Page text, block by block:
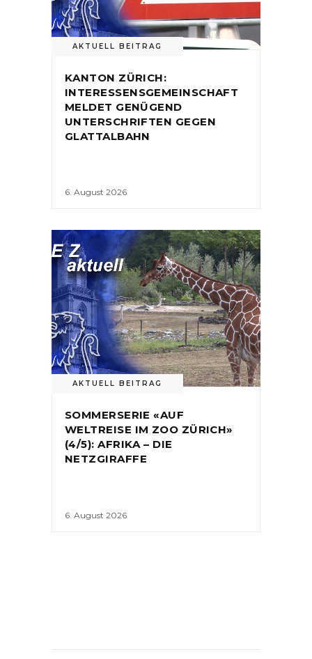
AKTUELL BEITRAG
KANTON ZÜRICH:
INTERESSENSGEMEINSCHAFT
MELDET GENÜGEND
UNTERSCHRIFTEN GEGEN
GLATTALBAHN
6. August 2026
AKTUELL BEITRAG
SOMMERSERIE «AUF
WELTREISE IM ZOO ZÜRICH»
(4/5): AFRIKA – DIE
NETZGIRAFFE
6. August 2026